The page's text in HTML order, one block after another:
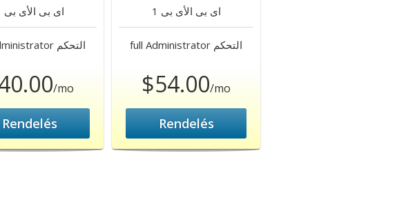
1 اى بى الأى بى
التحكم
/mo
Rendelés
1 اى بى الأى بى
full Administrator التحكم
$54.00/mo
Rendelés